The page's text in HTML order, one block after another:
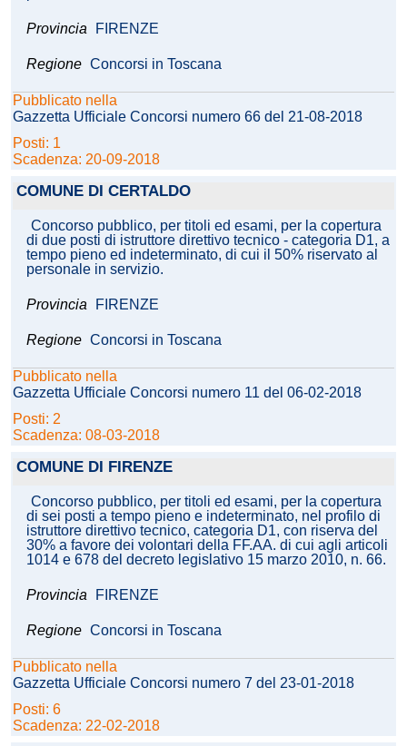
Provincia FIRENZE
Regione Concorsi in Toscana
Pubblicato nella
Gazzetta Ufficiale Concorsi numero 66 del 21-08-2018
Posti: 1
Scadenza: 20-09-2018
COMUNE DI CERTALDO
Concorso pubblico, per titoli ed esami, per la copertura
di due posti di istruttore direttivo tecnico - categoria D1, a
tempo pieno ed indeterminato, di cui il 50% riservato al
personale in servizio.
Provincia FIRENZE
Regione Concorsi in Toscana
Pubblicato nella
Gazzetta Ufficiale Concorsi numero 11 del 06-02-2018
Posti: 2
Scadenza: 08-03-2018
COMUNE DI FIRENZE
Concorso pubblico, per titoli ed esami, per la copertura
di sei posti a tempo pieno e indeterminato, nel profilo di
istruttore direttivo tecnico, categoria D1, con riserva del
30% a favore dei volontari della FF.AA. di cui agli articoli
1014 e 678 del decreto legislativo 15 marzo 2010, n. 66.
Provincia FIRENZE
Regione Concorsi in Toscana
Pubblicato nella
Gazzetta Ufficiale Concorsi numero 7 del 23-01-2018
Posti: 6
Scadenza: 22-02-2018